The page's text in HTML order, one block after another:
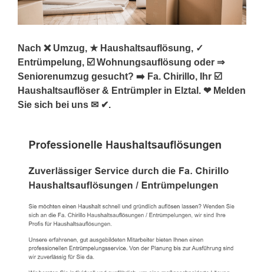
Nach ❌ Umzug, ★ Haushaltsauflösung, ✓
Entrümpelung, ☑️ Wohnungsauflösung oder ⇒
Seniorenumzug gesucht? ➡️ Fa. Chirillo, Ihr ☑️
Haushaltsauflöser & Entrümpler in Elztal. ❤ Melden
Sie sich bei uns ✉ ✔.